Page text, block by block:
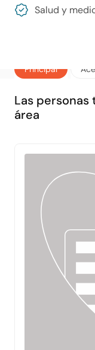
Principal
Salud y
Las personas
área